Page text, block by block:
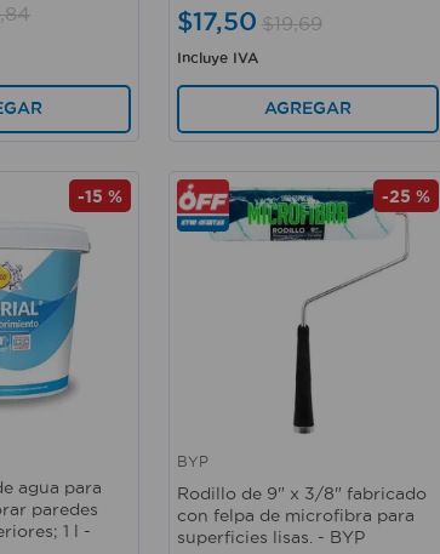
,84 $17,50 $19,69
Incluye IVA
AGREGAR
-15 %
agua para
paredes
1 l -
-25 %
Vista rápida
BYP
Rodillo de 9" x 3/8" fabricado
con felpa de microfibra para
superficies lisas. - BYP